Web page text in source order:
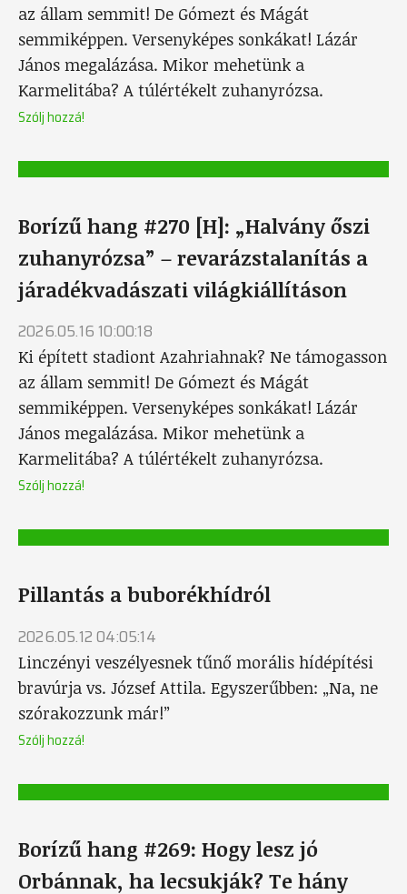
az állam semmit! De Gómezt és Mágát
semmiképpen. Versenyképes sonkákat! Lázár
János megalázása. Mikor mehetünk a
Karmelitába? A túlértékelt zuhanyrózsa.
Szólj hozzá!
Borízű hang #270 [H]: „Halvány őszi
zuhanyrózsa” – revarázstalanítás a
járadékvadászati világkiállításon
2026.05.16 10:00:18
Ki épített stadiont Azahriahnak? Ne támogasson
az állam semmit! De Gómezt és Mágát
semmiképpen. Versenyképes sonkákat! Lázár
János megalázása. Mikor mehetünk a
Karmelitába? A túlértékelt zuhanyrózsa.
Szólj hozzá!
Pillantás a buborékhídról
2026.05.12 04:05:14
Linczényi veszélyesnek tűnő morális hídépítési
bravúrja vs. József Attila. Egyszerűbben: „Na, ne
szórakozzunk már!”
Szólj hozzá!
Borízű hang #269: Hogy lesz jó
Orbánnak, ha lecsukják? Te hány